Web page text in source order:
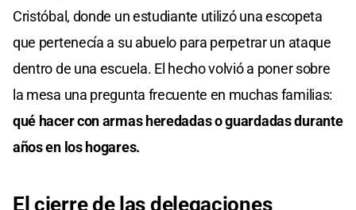
Cristóbal, donde un estudiante utilizó una escopeta
que pertenecía a su abuelo para perpetrar un ataque
dentro de una escuela. El hecho volvió a poner sobre
la mesa una pregunta frecuente en muchas familias:
qué hacer con armas heredadas o guardadas durante
años en los hogares.
El cierre de las delegaciones